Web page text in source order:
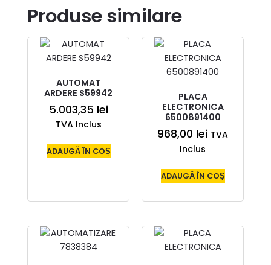
Produse similare
AUTOMAT
ARDERE S59942
5.003,35 lei
TVA Inclus
ADAUGĂ ÎN COȘ
PLACA
ELECTRONICA
6500891400
968,00 lei TVA
Inclus
ADAUGĂ ÎN COȘ